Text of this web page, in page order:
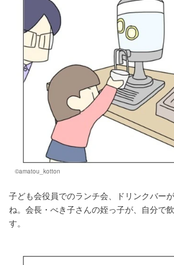
©amatou_kotton
子ども会役員でのランチ会、ドリンクバー
ね。会長・べき子さんの姪っ子が、自分で
す。